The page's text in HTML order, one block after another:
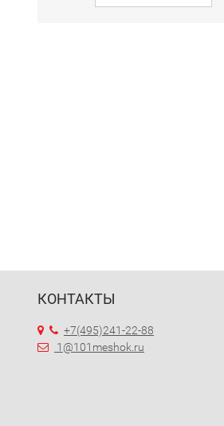
КОНТАКТЫ
+7(495)241-22-88
1@101meshok.ru